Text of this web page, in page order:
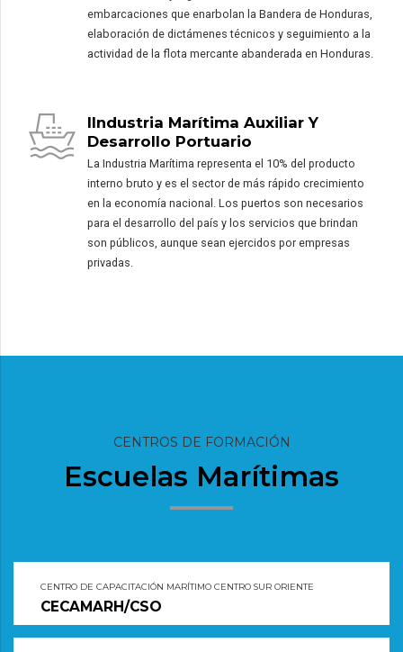
embarcaciones que enarbolan la Bandera de Honduras,
elaboración de dictámenes técnicos y seguimiento a la
actividad de la flota mercante abanderada en Honduras.
IIndustria Marítima Auxiliar Y
Desarrollo Portuario
La Industria Marítima representa el 10% del producto
interno bruto y es el sector de más rápido crecimiento
en la economía nacional. Los puertos son necesarios
para el desarrollo del país y los servicios que brindan
son públicos, aunque sean ejercidos por empresas
privadas.
CENTROS DE FORMACIÓN
Escuelas Marítimas
CENTRO DE CAPACITACIÓN MARÍTIMO CENTRO SUR ORIENTE
CECAMARH/CSO